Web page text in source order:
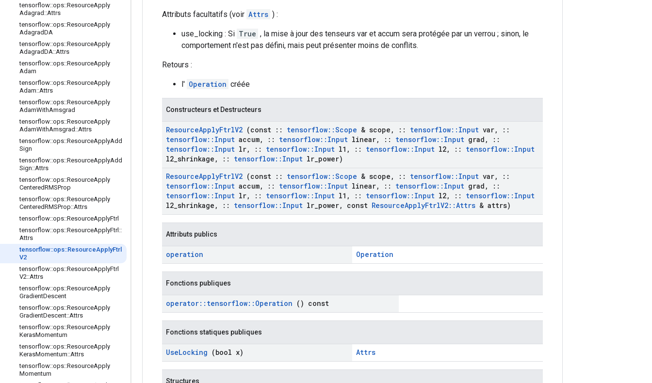
tensorflow::ops::ResourceApply
Adagrad ::Attrs
tensorflow::ops::ResourceApply
AdagradDA
tensorflow::ops::ResourceApply
AdagradDA::Attrs
tensorflow::ops::ResourceApply
Adam
tensorflow::ops::ResourceApply
Adam::Attrs
tensorflow::ops::ResourceApply
AdamWithAmsgrad
tensorflow::ops::ResourceApply
AdamWithAmsgrad ::Attrs
tensorflow::ops::ResourceApplyAdd
Sign
tensorflow::ops::ResourceApplyAdd
Sign::Attrs
tensorflow::ops::ResourceApply
CenteredRMSProp
tensorflow::ops::ResourceApply
CenteredRMSProp::Attrs
tensorflow::ops::ResourceApplyFtrl
tensorflow::ops::ResourceApplyFtrl ::
Attrs
tensorflow::ops::ResourceApplyFtrl
V2
tensorflow::ops::ResourceApplyFtrl
V2::Attrs
tensorflow::ops::ResourceApply
GradientDescent
tensorflow::ops::ResourceApply
GradientDescent::Attrs
tensorflow::ops::ResourceApply
KerasMomentum
tensorflow::ops::ResourceApply
KerasMomentum::Attrs
tensorflow::ops::ResourceApply
Momentum
Attributs facultatifs (voir Attrs ) :
use_locking : Si True , la mise à jour des tenseurs var et accum sera protégée par un verrou ; sinon, le
comportement n'est pas défini, mais peut présenter moins de conflits.
Retours :
l' Operation créée
Constructeurs et Destructeurs
ResourceApplyFtrlV2 (const :: tensorflow::Scope & scope , :: tensorflow:: Input var,
::
tensorflow:: Input accum, :: tensorflow:: Input linear, :: tensorflow:: Input grad ,
::
tensorflow:: Input lr, :: tensorflow:: Input l1 , :: tensorflow:: Input l2, :: tensorflow:: Input
l2 shrinkage , :: tensorflow:: Input lr power)
ResourceApplyFtrlV2 (const :: tensorflow::Scope & scope , :: tensorflow:: Input var,
::
tensorflow:: Input accum, :: tensorflow:: Input linear, :: tensorflow:: Input grad ,
::
tensorflow:: Input lr, :: tensorflow:: Input l1 , :: tensorflow:: Input l2, :: tensorflow:: Input
l2 shrinkage , :: tensorflow:: Input lr power, const ResourceApplyFtrlV2::Attrs & attrs)
Attributs publics
operation Operation
Fonctions publiques
operator:: tensorflow:: Operation () const
Fonctions statiques publiques
UseLocking (bool x) Attrs
Structures